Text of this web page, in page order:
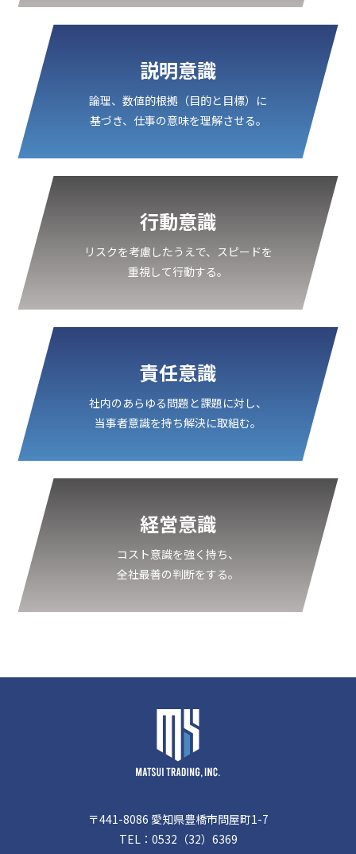
説明意識
論理、数値的根拠（目的と目標）に
基づき、仕事の意味を理解させる。
行動意識
リスクを考慮したうえで、スピードを
重視して行動する。
責任意識
社内のあらゆる問題と課題に対し、
当事者意識を持ち解決に取組む。
経営意識
コスト意識を強く持ち、
全社最善の判断をする。
〒441-8086 愛知県豊橋市問屋町1-7
TEL： 0532（32）6369